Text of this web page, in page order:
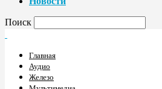
Поиск
Главная
Аудио
Железо